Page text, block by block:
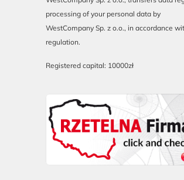
processing of your personal data by
WestCompany Sp. z o.o., in accordance
regulation.
Registered capital: 10000zł